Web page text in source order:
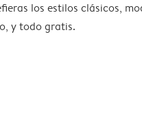
los estilos clásicos,
y todo gratis.